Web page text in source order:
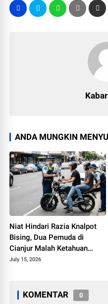
ANDA MUNGKIN
Niat Hindari Razia Knalpot
Bising, Dua Pemuda di
Cianjur Malah Ketahuan
Bawa Ribuan Obat Terlarang
July 15, 2026
KOMENTAR 0